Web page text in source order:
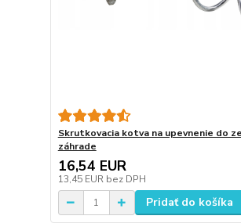
Skrutkovacia kotva na upevnenie do
záhrade
16,54 EUR
13,45 EUR bez DPH
Pridať do košíka